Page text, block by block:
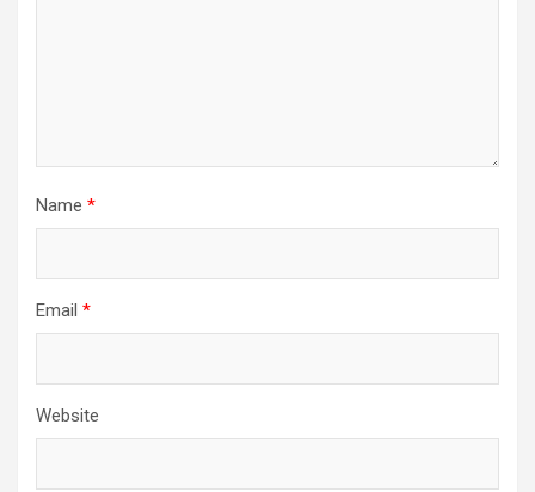
Name *
Email *
Website